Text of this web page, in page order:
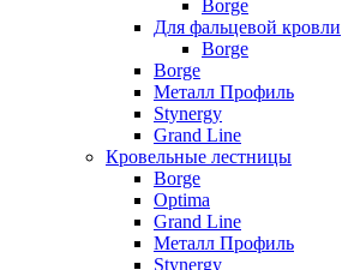
Borge
Для фальцевой кровли
Borge
Borge
Металл Профиль
Stynergy
Grand Line
Кровельные лестницы
Borge
Optima
Grand Line
Металл Профиль
Stynergy